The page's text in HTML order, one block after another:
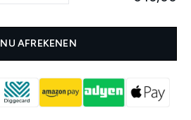
NU AFREKENEN